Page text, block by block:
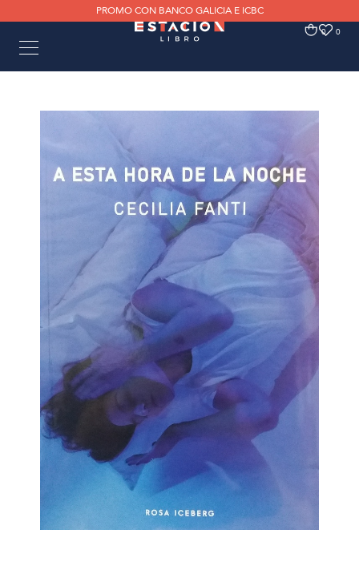
PROMO CON BANCO GALICIA E ICBC
0 0